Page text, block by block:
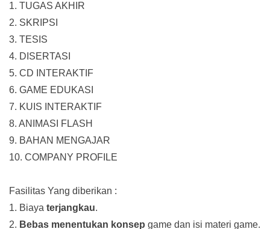
1. TUGAS AKHIR
2. SKRIPSI
3. TESIS
4. DISERTASI
5. CD INTERAKTIF
6. GAME EDUKASI
7. KUIS INTERAKTIF
8. ANIMASI FLASH
9. BAHAN MENGAJAR
10. COMPANY PROFILE
Fasilitas Yang diberikan :
1. Biaya terjangkau.
2. Bebas menentukan konsep game dan isi materi game.